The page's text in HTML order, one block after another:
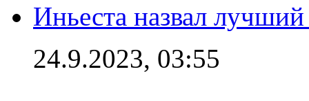
Иньеста назвал
24.9.2023, 03:55